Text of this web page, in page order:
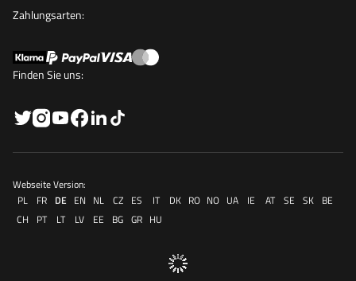
Zahlungsarten:
Finden Sie uns:
Webseite Version:
PL
FR DE EN NL CZ ES IT DK RO NO UA IE AT SE SK BE
CH
PT LT LV EE BG GR HU